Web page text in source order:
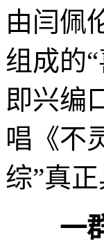
由闫佩
组成的
即兴编
唱《不
综”真正
一